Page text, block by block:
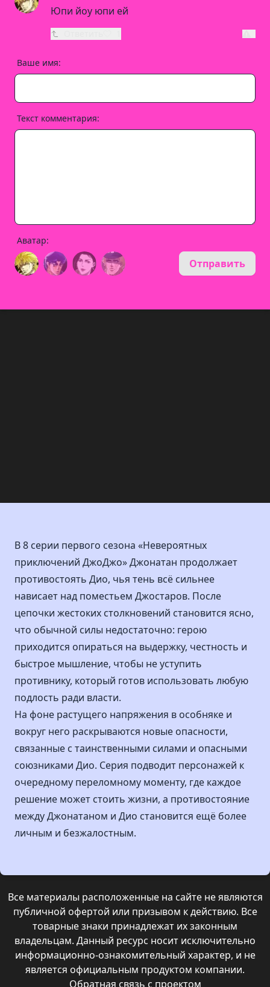
Юпи йоу юпи ей
Ваше имя:
Текст комментария:
Аватар:
Отправить
В 8 серии первого сезона «Невероятных
приключений ДжоДжо» Джонатан продолжает
противостоять Дио, чья тень всё сильнее
нависает над поместьем Джостаров. После
цепочки жестоких столкновений становится ясно,
что обычной силы недостаточно: герою
приходится опираться на выдержку, честность и
быстрое мышление, чтобы не уступить
противнику, который готов использовать любую
подлость ради власти.
На фоне растущего напряжения в особняке и
вокруг него раскрываются новые опасности,
связанные с таинственными силами и опасными
союзниками Дио. Серия подводит персонажей к
очередному переломному моменту, где каждое
решение может стоить жизни, а противостояние
между Джонатаном и Дио становится ещё более
личным и безжалостным.
Все материалы расположенные на сайте не являются
публичной офертой или призывом к действию. Все
товарные знаки принадлежат их законным
владельцам. Данный ресурс носит исключительно
информационно-ознакомительный характер, и не
является официальным продуктом компании.
Обратная связь с проектом